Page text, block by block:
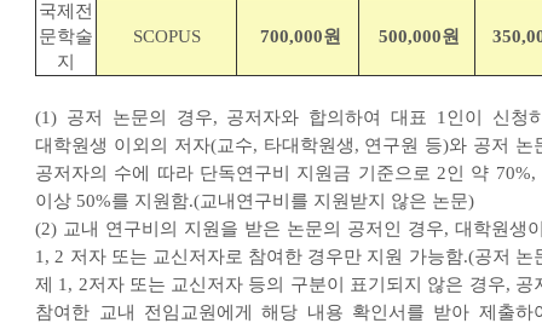
국제전
문학술
지
SCOPUS 700,000원 500,000원
(1) 공저 논문의 경우, 공저자와 합의하여 대표 1인이 신청
대학원생 이외의 저자(교수, 타대학원생, 연구원 등)와 공저 논
공저자의 수에 따라 단독연구비 지원금 기준으로 2인 약 70%,
이상 50%를 지원함.(교내연구비를 지원받지 않은 논문)
(2) 교내 연구비의 지원을 받은 논문의 공저인 경우, 대학원생
1, 2 저자 또는 교신저자로 참여한 경우만 지원 가능함.(공저 논
제 1, 2저자 또는 교신저자 등의 구분이 표기되지 않은 경우, 공
참여한 교내 전임교원에게 해당 내용 확인서를 받아 제출하